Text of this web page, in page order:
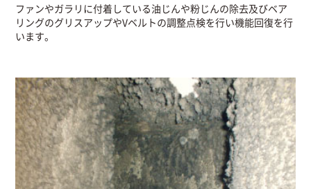
ファンやガラリに付着している油じんや粉じんの除去及びベア
リングのグリスアップやVベルトの調整点検を行い機能回復を行
います。